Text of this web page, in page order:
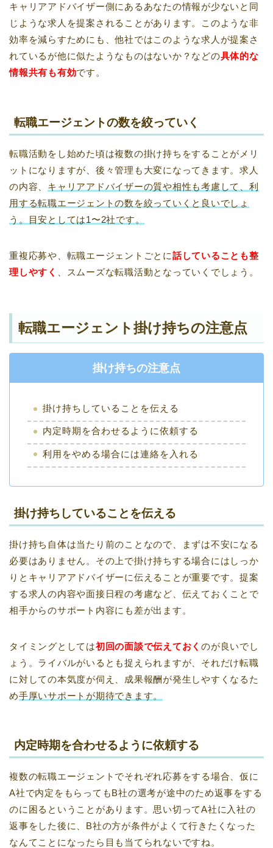
キャリアアドバイザー側にあるあなたの情報が少ないと同
じような求人を提案されることがあります。このような非
効率を減らすためにも、他社ではこのような求人が提案さ
れているが他に似たようなものはないか？などの具体的な
情報共有も有効です。
転職エージェントの数を絞っていく
転職活動をし始めた頃は複数の掛け持ちをすることがメリ
ットになりますが、後々管理も大変になってきます。求人
の内容、 キャリアアドバイザーの質や相性も考慮して、利
用する転職エージェントの数を絞っていくと良いでしょ
う。目安としては1〜2社です。
重複応募や、転職エージェントごとに話していることも整
理しやすく
、スムーズな転職活動となっていくでしょう。
転職エージェント掛け持ちの注意点
掛け持ちの注意点
掛け持ちしていることを伝える
内定時期を合わせるように依頼する
利用をやめる場合には連絡を入れる
掛け持ちしていることを伝える
掛け持ち自体は当たり前のことなので、まずは不安になる
必要はありません。その上で掛け持ちする場合にはしっか
りとキャリアアドバイザーに伝えることが重要です。提案
する求人の内容や面接日程の考慮など、伝えておくことで
相手からのサポート内容にも差が出ます。
タイミングとしては初回の面談で伝えておくのが良いでし
ょう。ライバルがいるとも捉えられますが、それだけ転職
に対しての本気度が伺え、成果報酬が発生しやすくなるた
め手厚いサポートが期待できます。
内定時期を合わせるように依頼する
複数の転職エージェントでそれぞれ応募をする場合、仮に
A社で内定をもらってもB社の選考が途中のため返事をする
のに困るということがあります。思い切ってA社に入社の
返事をした後に、B社の方が条件がよくて行きたくなった
なんてことになったら目も当てられないですね。